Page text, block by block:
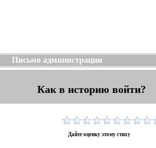
Письмо администрации
Как в историю войти?
Дайте оценку этому стиху